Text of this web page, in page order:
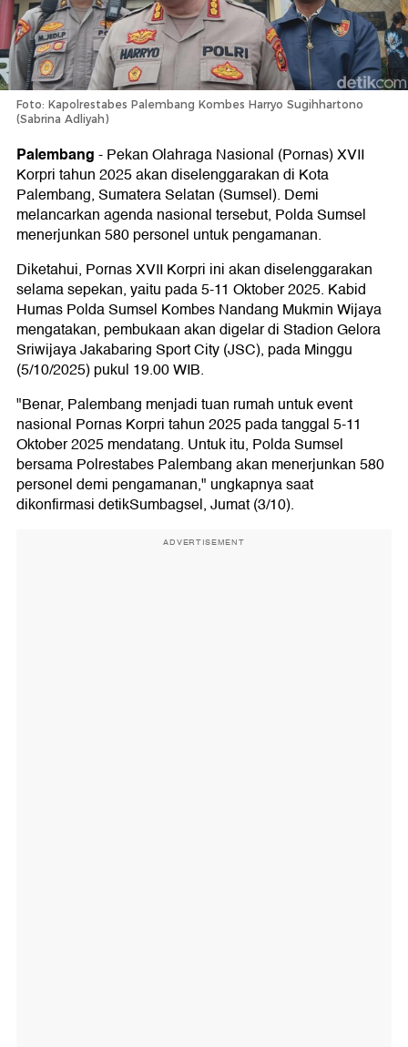
Foto: Kapolrestabes Palembang Kombes Harryo Sugihhartono
(Sabrina Adliyah)
Palembang-Pekan Olahraga Nasional (Pornas) XVII
Korpri tahun 2025 akan diselenggarakan di Kota
Palembang, Sumatera Selatan (Sumsel). Demi
melancarkan agenda nasional tersebut, Polda Sumsel
menerjunkan 580 personel untuk pengamanan.
Diketahui, Pornas XVII Korpri ini akan diselenggarakan
selama sepekan, yaitu pada 5-11 Oktober 2025. Kabid
Humas Polda Sumsel Kombes Nandang Mukmin Wijaya
mengatakan, pembukaan akan digelar di Stadion Gelora
Sriwijaya Jakabaring Sport City (JSC), pada Minggu
(5/10/2025) pukul 19.00 WIB.
"Benar, Palembang menjadi tuan rumah untuk event
nasional Pornas Korpri tahun 2025 pada tanggal 5-11
Oktober 2025 mendatang. Untuk itu, Polda Sumsel
bersama Polrestabes Palembang akan menerjunkan 580
personel demi pengamanan," ungkapnya saat
dikonfirmasi detikSumbagsel, Jumat (3/10).
ADVERTISEMENT